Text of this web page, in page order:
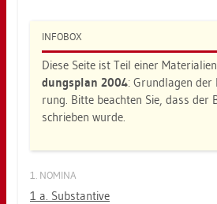
IN­FO­BOX
Diese Seite ist Teil einer
dungs­plan 2004: Grund­la­gen
rung. Bitte be­ach­ten Sie, dass
schrie­ben wurde.
1. NO­MI­NA
1 a. Sub­stan­ti­ve